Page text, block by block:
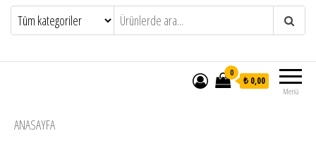
Menü
0
₺ 0,00
ANASAYFA